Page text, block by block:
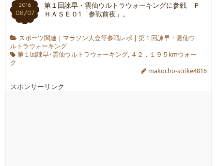
2016
08/07
第１回諫早・雲仙ウルトラウォーキングに参戦 Ｐ
ＨＡＳＥ０1「参戦前夜」。
スポーツ関連 | マラソン大会等参戦レポ | 第１回諫早・雲仙ウ
ルトラウォーキング
第１回諫早･雲仙ウルトラウォーキング, ４２．１９５kmウォー
ク
makocho-strike4816
スポンサーリンク